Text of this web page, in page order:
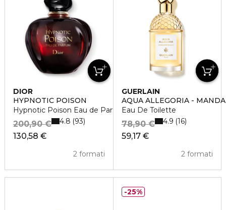
DIOR
HYPNOTIC POISON
Hypnotic Poison Eau de Parfum
130,58 €
200,90 €
2 formati
4.8 93
GUERLAIN
AQUA ALLEGORIA -
Eau De Toilette
59,17 €
78,90 €
2 formati
4.9 16
25%